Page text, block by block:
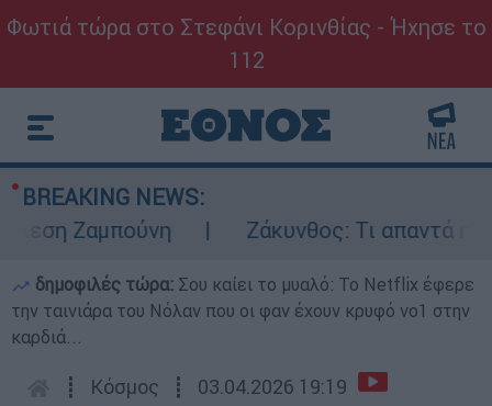
Φωτιά τώρα στο Στεφάνι Κορινθίας - Ήχησε το
112
BREAKING NEWS:
Ζαμπούνη
Ζάκυνθος: Τι απαντά η
δημοφιλές τώρα: Σου καίει το μυαλό: Το Netflix έφερε
την ταινιάρα του Νόλαν που οι φαν έχουν κρυφό νο1 στην
καρδιά...
┋ Κόσμος ┋ 03.04.2026 19:19